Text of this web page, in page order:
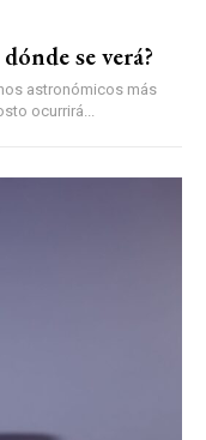
se verá?
astronómicos más
ocurrirá...